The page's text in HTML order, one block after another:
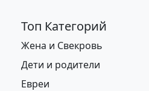
Топ Категорий
Жена и Свекровь
Дети и родители
Евреи